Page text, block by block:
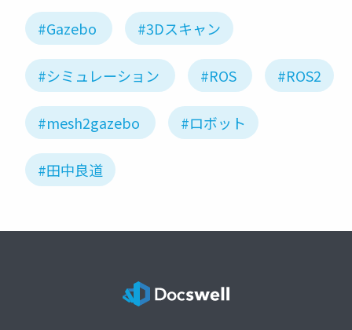
#Gazebo #3Dスキャン
#シミュレーション #ROS #ROS2
#mesh2gazebo #ロボット
#田中良道